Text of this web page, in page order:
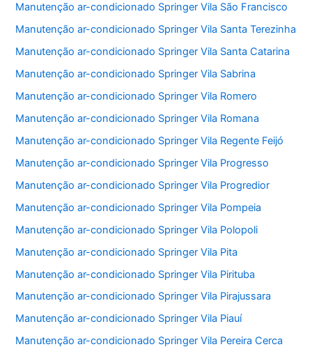
Manutenção ar-condicionado Springer Vila São Francisco
Manutenção ar-condicionado Springer Vila Santa Terezinha
Manutenção ar-condicionado Springer Vila Santa Catarina
Manutenção ar-condicionado Springer Vila Sabrina
Manutenção ar-condicionado Springer Vila Romero
Manutenção ar-condicionado Springer Vila Romana
Manutenção ar-condicionado Springer Vila Regente Feijó
Manutenção ar-condicionado Springer Vila Progresso
Manutenção ar-condicionado Springer Vila Progredior
Manutenção ar-condicionado Springer Vila Pompeia
Manutenção ar-condicionado Springer Vila Polopoli
Manutenção ar-condicionado Springer Vila Pita
Manutenção ar-condicionado Springer Vila Pirituba
Manutenção ar-condicionado Springer Vila Pirajussara
Manutenção ar-condicionado Springer Vila Piauí
Manutenção ar-condicionado Springer Vila Pereira Cerca